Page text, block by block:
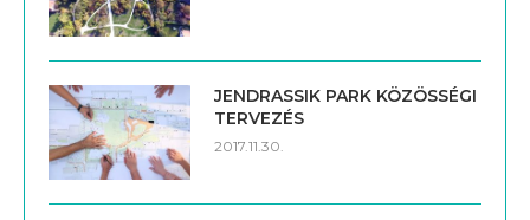
JENDRASSIK PARK KÖZÖSSÉGI
TERVEZÉS
2017.11.30.